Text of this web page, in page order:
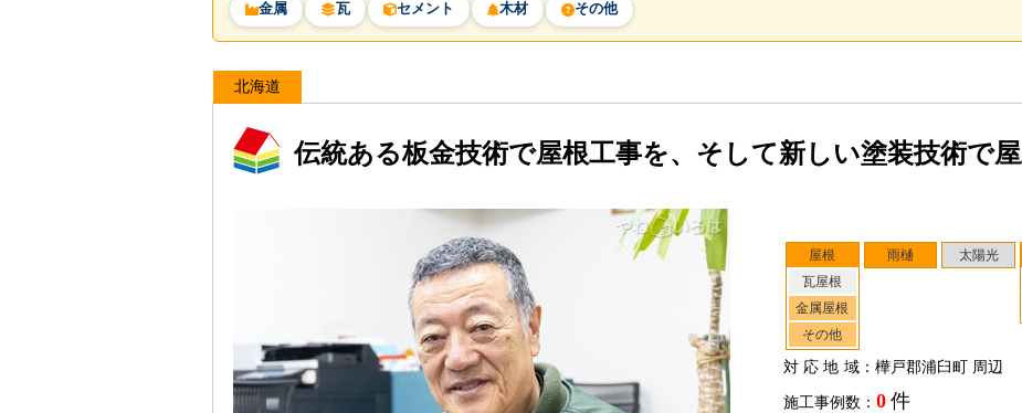
金属 瓦 セメント 木材 その他
北海道
伝統ある板金技術で屋根工事を、そして新しい塗装技術で
屋根
瓦屋根
金属屋根
その他
雨樋 太陽光
対応地域：樺戸郡浦臼町 周辺
施工事例数： 0 件